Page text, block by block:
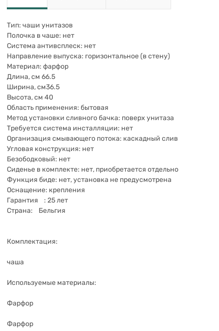
Тип: чаши унитазов
Полочка в чаше: нет
Система антивсплеск: нет
Направление выпуска: горизонтальное (в стену)
Материал: фарфор
Длина, см 66.5
Ширина, см36.5
Высота, см 40
Область применения: бытовая
Метод установки сливного бачка: поверх унитаза
Требуется система инсталляции: нет
Организация смывающего потока: каскадный слив
Угловая конструкция: нет
Безободковый: нет
Сиденье в комплекте: нет, приобретается отдельно
Функция биде: нет, установка не предусмотрена
Оснащение: крепления
Гарантия : 25 лет
Страна: Бельгия
Комплектация:
чаша
Используемые материалы:
Фарфор
Фарфор